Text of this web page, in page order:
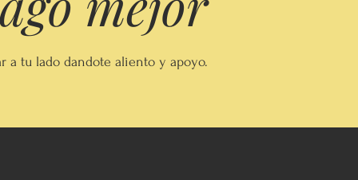
a tu lado dandote aliento y apoyo.